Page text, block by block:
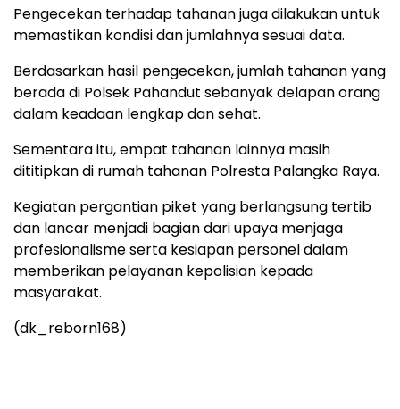
Pengecekan terhadap tahanan juga dilakukan untuk
memastikan kondisi dan jumlahnya sesuai data.
Berdasarkan hasil pengecekan, jumlah tahanan yang
berada di Polsek Pahandut sebanyak delapan orang
dalam keadaan lengkap dan sehat.
Sementara itu, empat tahanan lainnya masih
dititipkan di rumah tahanan Polresta Palangka Raya.
Kegiatan pergantian piket yang berlangsung tertib
dan lancar menjadi bagian dari upaya menjaga
profesionalisme serta kesiapan personel dalam
memberikan pelayanan kepolisian kepada
masyarakat.
(dk_reborn168)